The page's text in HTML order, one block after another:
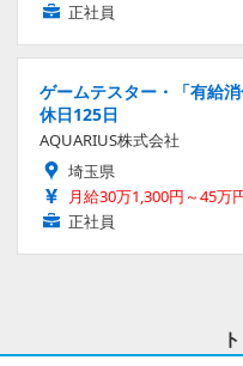
正社員
ゲームテスター・「有給
休日125日
AQUARIUS株式会社
埼玉県
月給30万1,300円～45万
正社員